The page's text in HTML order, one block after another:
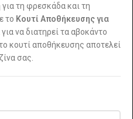
τη φρεσκάδα και τη
το Κουτί Αποθήκευσης για
για να διατηρεί τα αβοκάντο
κουτί αποθήκευσης αποτελεί
σας.